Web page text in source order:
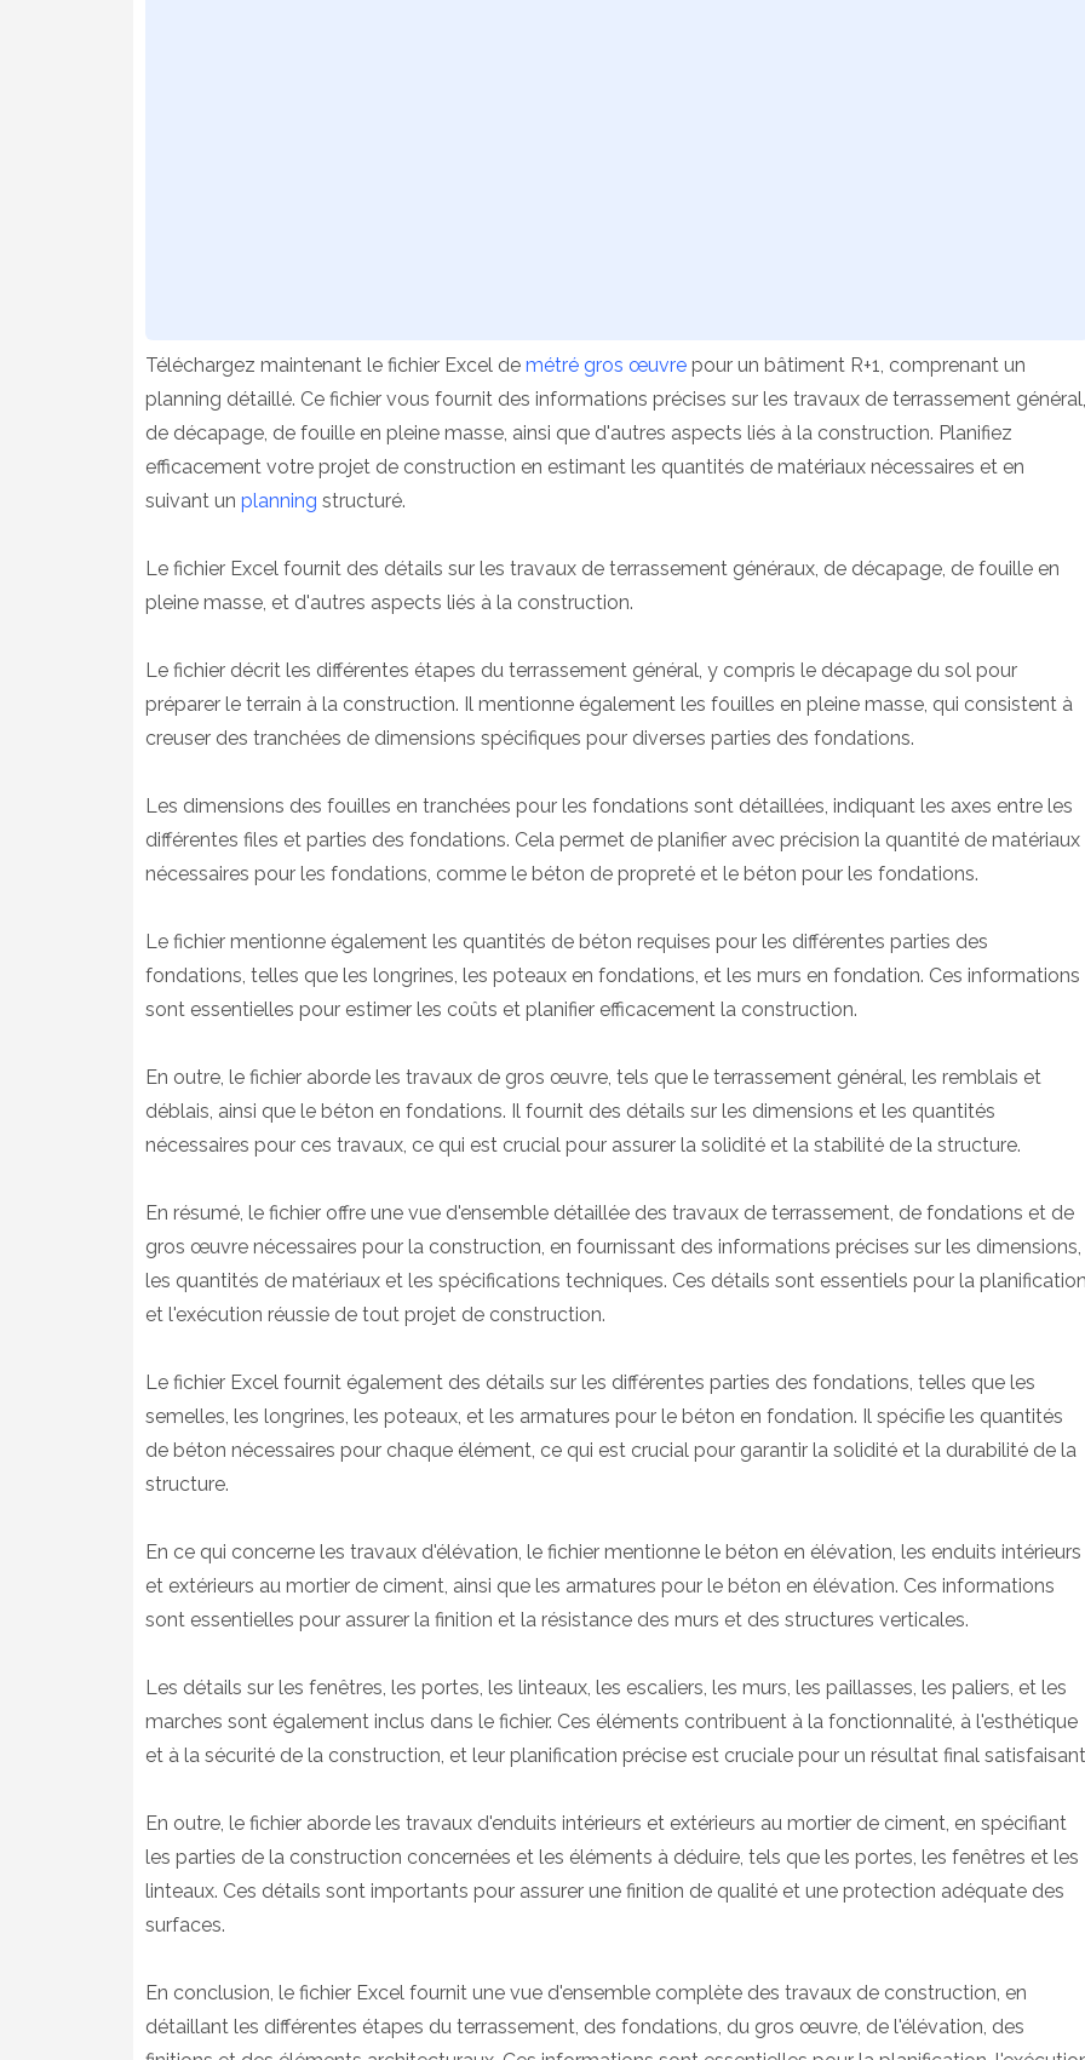
Téléchargez maintenant le fichier Excel de métré gros œuvrepour un bâtiment R+1, comprenant un
planning détaillé. Ce fichier vous fournit des informations précises sur les travaux de terrassement général,
de décapage, de fouille en pleine masse, ainsi que d'autres aspects liés à la construction. Planifiez
efficacement votre projet de construction en estimant les quantités de matériaux nécessaires et en
suivant un planning structuré.
Le fichier Excel fournit des détails sur les travaux de terrassement généraux, de décapage, de fouille en
pleine masse, et d'autres aspects liés à la construction.
Le fichier décrit les différentes étapes du terrassement général, y compris le décapage du sol pour
préparer le terrain à la construction. Il mentionne également les fouilles en pleine masse, qui consistent à
creuser des tranchées de dimensions spécifiques pour diverses parties des fondations.
Les dimensions des fouilles en tranchées pour les fondations sont détaillées, indiquant les axes entre les
différentes files et parties des fondations. Cela permet de planifier avec précision la quantité de matériaux
nécessaires pour les fondations, comme le béton de propreté et le béton pour les fondations.
Le fichier mentionne également les quantités de béton requises pour les différentes parties des
fondations, telles que les longrines, les poteaux en fondations, et les murs en fondation. Ces informations
sont essentielles pour estimer les coûts et planifier efficacement la construction.
En outre, le fichier aborde les travaux de gros œuvre, tels que le terrassement général, les remblais et
déblais, ainsi que le béton en fondations. Il fournit des détails sur les dimensions et les quantités
nécessaires pour ces travaux, ce qui est crucial pour assurer la solidité et la stabilité de la structure.
En résumé, le fichier offre une vue d'ensemble détaillée des travaux de terrassement, de fondations et de
gros œuvre nécessaires pour la construction, en fournissant des informations précises sur les dimensions,
les quantités de matériaux et les spécifications techniques. Ces détails sont essentiels pour la
et l'exécution réussie de tout projet de construction.
Le fichier Excel fournit également des détails sur les différentes parties des fondations, telles que les
semelles, les longrines, les poteaux, et les armatures pour le béton en fondation. Il spécifie les quantités
de béton nécessaires pour chaque élément, ce qui est crucial pour garantir la solidité et la durabilité de la
structure.
En ce qui concerne les travaux d'élévation, le fichier mentionne le béton en élévation, les enduits intérieurs
et extérieurs au mortier de ciment, ainsi que les armatures pour le béton en élévation. Ces informations
sont essentielles pour assurer la finition et la résistance des murs et des structures verticales.
Les détails sur les fenêtres, les portes, les linteaux, les escaliers, les murs, les paillasses, les paliers, et les
marches sont également inclus dans le fichier. Ces éléments contribuent à la fonctionnalité, à l'esthétique
et à la sécurité de la construction, et leur planification précise est cruciale pour un résultat final
En outre, le fichier aborde les travaux d'enduits intérieurs et extérieurs au mortier de ciment, en spécifiant
les parties de la construction concernées et les éléments à déduire, tels que les portes, les fenêtres et les
linteaux. Ces détails sont importants pour assurer une finition de qualité et une protection adéquate des
surfaces.
En conclusion, le fichier Excel fournit une vue d'ensemble complète des travaux de construction, en
détaillant les différentes étapes du terrassement, des fondations, du gros œuvre, de l'élévation, des